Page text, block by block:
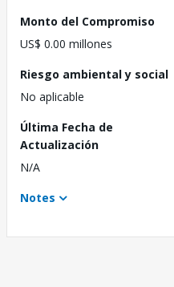
Monto del Compromiso
US$ 0.00 millones
Riesgo ambiental y social
No aplicable
Última Fecha de
Actualización
N/A
Notes